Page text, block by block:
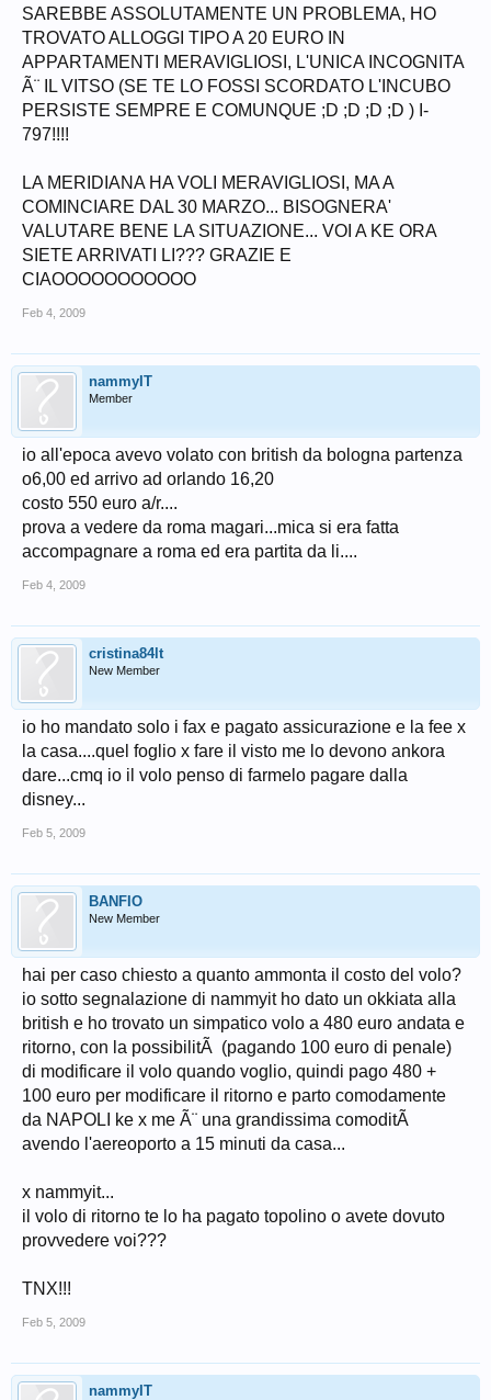
SAREBBE ASSOLUTAMENTE UN PROBLEMA, HO
TROVATO ALLOGGI TIPO A 20 EURO IN
APPARTAMENTI MERAVIGLIOSI, L'UNICA INCOGNITA
Ã¨ IL VITSO (SE TE LO FOSSI SCORDATO L'INCUBO
PERSISTE SEMPRE E COMUNQUE ;D ;D ;D ;D ) I-
797!!!!
LA MERIDIANA HA VOLI MERAVIGLIOSI, MA A
COMINCIARE DAL 30 MARZO... BISOGNERA'
VALUTARE BENE LA SITUAZIONE... VOI A KE ORA
SIETE ARRIVATI LI??? GRAZIE E
CIAOOOOOOOOOOO
Feb 4, 2009
nammyIT
Member
io all'epoca avevo volato con british da bologna partenza
o6,00 ed arrivo ad orlando 16,20
costo 550 euro a/r....
prova a vedere da roma magari...mica si era fatta
accompagnare a roma ed era partita da li....
Feb 4, 2009
cristina84lt
New Member
io ho mandato solo i fax e pagato assicurazione e la fee x
la casa....quel foglio x fare il visto me lo devono ankora
dare...cmq io il volo penso di farmelo pagare dalla
disney...
Feb 5, 2009
BANFIO
New Member
hai per caso chiesto a quanto ammonta il costo del volo?
io sotto segnalazione di nammyit ho dato un okkiata alla
british e ho trovato un simpatico volo a 480 euro andata e
ritorno, con la possibilitÃ (pagando 100 euro di penale)
di modificare il volo quando voglio, quindi pago 480 +
100 euro per modificare il ritorno e parto comodamente
da NAPOLI ke x me Ã¨ una grandissima comoditÃ
avendo l'aereoporto a 15 minuti da casa...
x nammyit...
il volo di ritorno te lo ha pagato topolino o avete dovuto
provvedere voi???
TNX!!!
Feb 5, 2009
nammyIT